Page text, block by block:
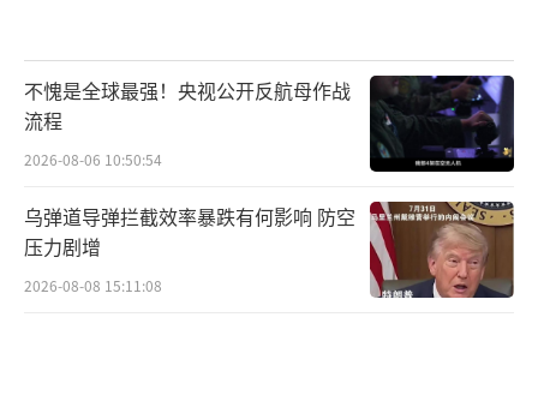
不愧是全球最强！央视公开反航母作战
流程
2026-08-06 10:50:54
乌弹道导弹拦截效率暴跌有何影响 防空
压力剧增
2026-08-08 15:11:08